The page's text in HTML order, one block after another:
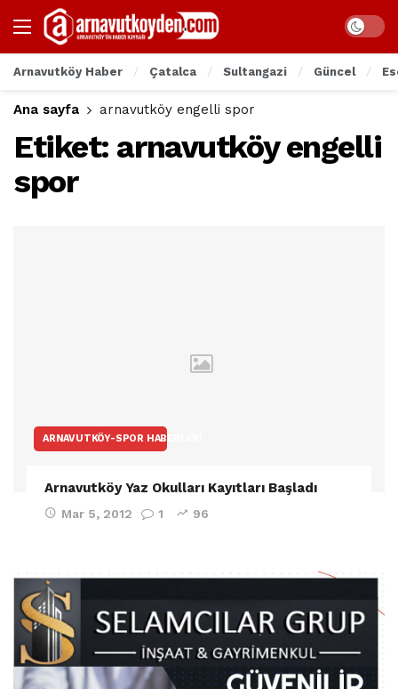
Arnavutköy Haber Çatalca Sultangazi Güncel
Ana sayfa arnavutköy engelli spor
Etiket: arnavutköy engelli
spor
ARNAVUTKÖY-SPOR HABERLERI
Arnavutköy Yaz Okulları Kayıtları Başladı
Mar 5, 2012 1 96